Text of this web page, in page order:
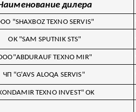
дилера
"SHAXBOZ TEXNO SERVIS"
ОК "SAM SPUTNIK STS"
TEXNO MIR"
ЧП "G'AVS ALOQA SERVIS"
TEXNO INVEST" OK